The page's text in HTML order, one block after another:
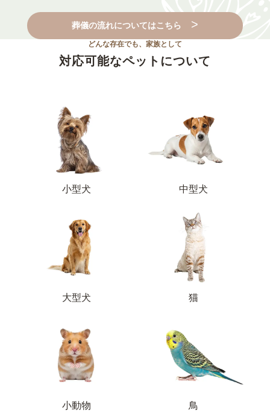
葬儀の流れについてはこちら
どんな存在でも、家族として
対応可能なペットについて
小型犬 中型犬
大型犬 猫
小動物 鳥